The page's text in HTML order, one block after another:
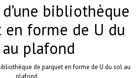
bibliothèque
en forme de U du
plafond
de parquet en forme de U du sol au
plafond